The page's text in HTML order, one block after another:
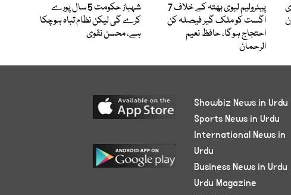
پیٹرولیم لیوی بھتہ کے خلاف 7
اگست کو ملک گیر فیصلہ کن
احتجاج ہوگا، حافظ نعیم
الرحمان
شہباز حکومت 5 سال پورے
کرے گی لیکن نظام تباہ ہوچکا
ہے، محسن نقوی
Showbiz News in Urdu
Sports News in Urdu
International News in
Urdu
Business News in Urdu
Urdu Magazine